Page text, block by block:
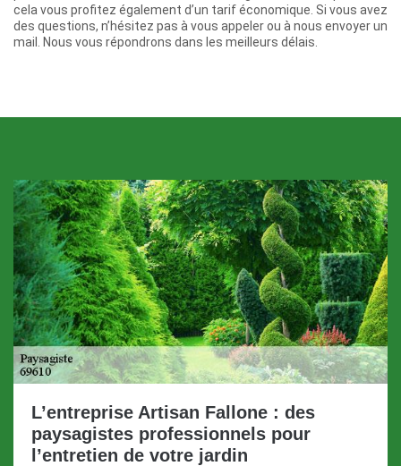
cela vous profitez également d’un tarif économique. Si vous avez
des questions, n’hésitez pas à vous appeler ou à nous envoyer un
mail. Nous vous répondrons dans les meilleurs délais.
L’entreprise Artisan Fallone : des
paysagistes professionnels pour
l’entretien de votre jardin